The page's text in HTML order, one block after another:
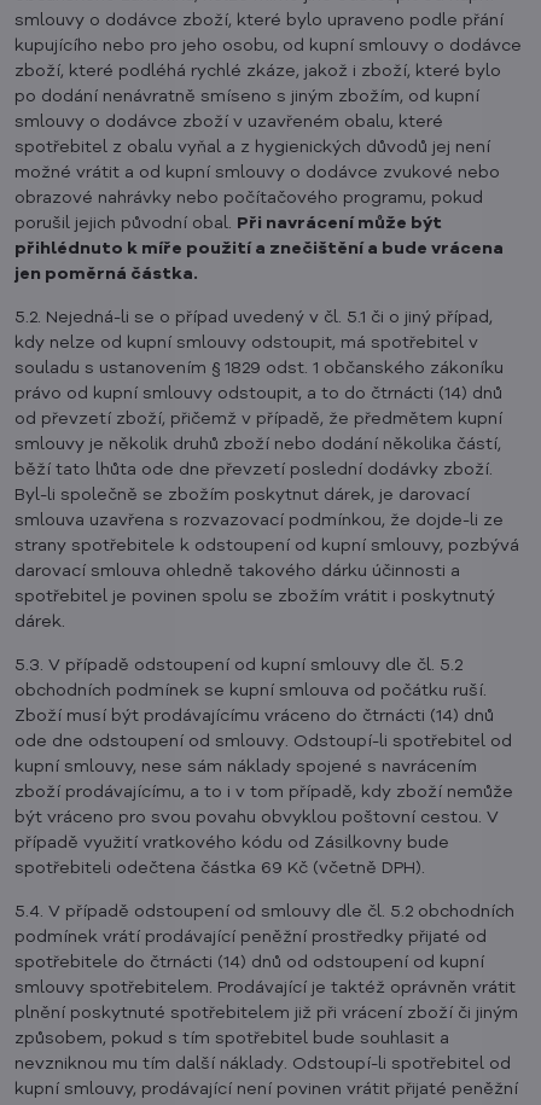
smlouvy o dodávce zboží, které bylo upraveno podle přání
kupujícího nebo pro jeho osobu, od kupní smlouvy o dodávce
zboží, které podléhá rychlé zkáze, jakož i zboží, které bylo
po dodání nenávratně smíseno s jiným zbožím, od kupní
smlouvy o dodávce zboží v uzavřeném obalu, které
spotřebitel z obalu vyňal a z hygienických důvodů jej není
možné vrátit a od kupní smlouvy o dodávce zvukové nebo
obrazové nahrávky nebo počítačového programu, pokud
porušil jejich původní obal. Při navrácení může být
přihlédnuto k míře použití a znečištění a bude vrácena
jen poměrná částka.
5.2. Nejedná-li se o případ uvedený v čl. 5.1 či o jiný případ,
kdy nelze od kupní smlouvy odstoupit, má spotřebitel v
souladu s ustanovením § 1829 odst. 1 občanského zákoníku
právo od kupní smlouvy odstoupit, a to do čtrnácti (14) dnů
od převzetí zboží, přičemž v případě, že předmětem kupní
smlouvy je několik druhů zboží nebo dodání několika částí,
běží tato lhůta ode dne převzetí poslední dodávky zboží.
Byl-li společně se zbožím poskytnut dárek, je darovací
smlouva uzavřena s rozvazovací podmínkou, že dojde-li ze
strany spotřebitele k odstoupení od kupní smlouvy, pozbývá
darovací smlouva ohledně takového dárku účinnosti a
spotřebitel je povinen spolu se zbožím vrátit i poskytnutý
dárek.
5.3. V případě odstoupení od kupní smlouvy dle čl. 5.2
obchodních podmínek se kupní smlouva od počátku ruší.
Zboží musí být prodávajícímu vráceno do čtrnácti (14) dnů
ode dne odstoupení od smlouvy. Odstoupí-li spotřebitel od
kupní smlouvy, nese sám náklady spojené s navrácením
zboží prodávajícímu, a to i v tom případě, kdy zboží nemůže
být vráceno pro svou povahu obvyklou poštovní cestou. V
případě využití vratkového kódu od Zásilkovny bude
spotřebiteli odečtena částka 69 Kč (včetně DPH).
5.4. V případě odstoupení od smlouvy dle čl. 5.2 obchodních
podmínek vrátí prodávající peněžní prostředky přijaté od
spotřebitele do čtrnácti (14) dnů od odstoupení od kupní
smlouvy spotřebitelem. Prodávající je taktéž oprávněn vrátit
plnění poskytnuté spotřebitelem již při vrácení zboží či jiným
způsobem, pokud s tím spotřebitel bude souhlasit a
nevzniknou mu tím další náklady. Odstoupí-li spotřebitel od
kupní smlouvy, prodávající není povinen vrátit přijaté peněžní